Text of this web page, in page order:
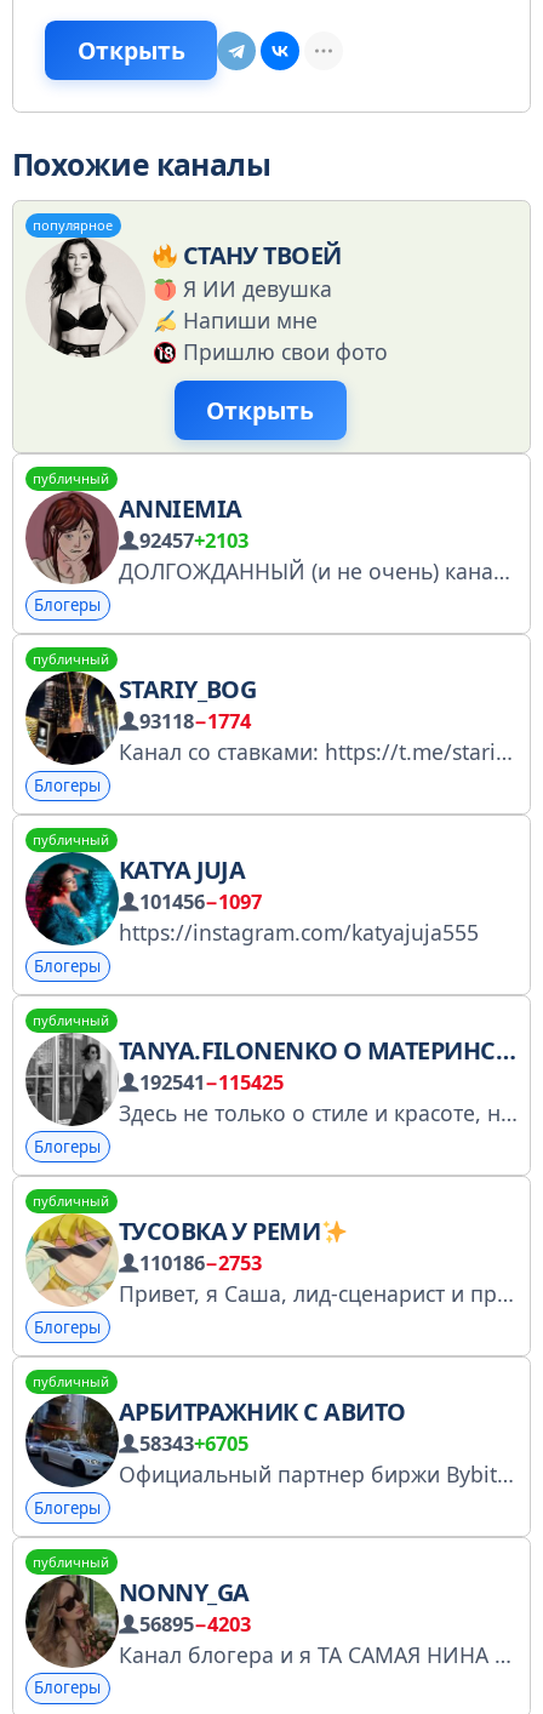
Открыть
Похожие каналы
популярное
СТАНУ ТВОЕЙ
Я ИИ девушка
Напиши мне
Пришлю свои фото
Открыть
публичный
ANNIEMIA
92457+2103
ДОЛГОЖДАННЫЙ (и не очень) канал Анечки Анемии
Блогеры
публичный
STARIY_BOG
93118−1774
Канал со ставками: https://t.me/stariybinus Twitch: twitch.tv/stariy_bog Реклама: @tarasofgang
Блогеры
публичный
KATYA JUJA
101456−1097
https://instagram.com/katyajuja555
Блогеры
публичный
TANYA.FILONENKO О МАТЕРИНСТВЕ, МОДЕ И КРАСОТЕ
192541−115425
Здесь не только о стиле и красоте, но и о жизни, путешествиях, ремонте и многодетном материнстве. https://knd.gov.ru/license?id=673b48e36afad41667c8c710&registryType=bloggersPermission Связь: @tanibeloved https://clck.ru/3Q8dqx
Блогеры
публичный
ТУСОВКА У РЕМИ
110186−2753
Привет, я Саша, лид-сценарист и продюсер в геймдеве. Здесь бьюти, разговоры о жизни и работе
Блогеры
публичный
АРБИТРАЖНИК С АВИТО
58343+6705
Официальный партнер биржи Bybit в
Блогеры
публичный
NONNY_GA
56895−4203
Канал блогера и я ТА САМАЯ НИНА
Блогеры